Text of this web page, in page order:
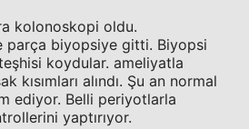
kolonoskopi oldu.
parça biyopsiye gitti. Biyopsi
koydular. ameliyatla
kısımları alındı. Şu an normal
ediyor. Belli periyotlarla
yaptırıyor.